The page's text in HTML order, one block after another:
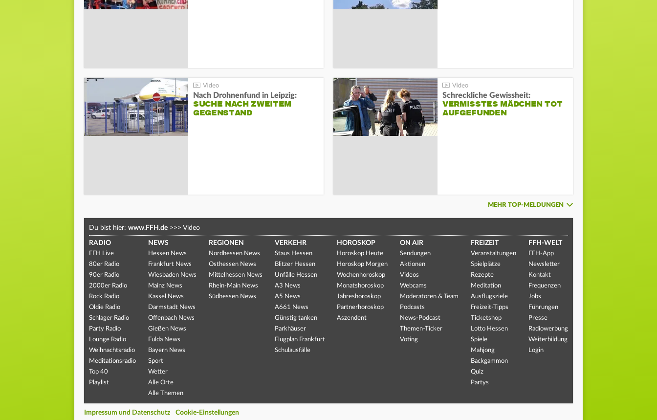
Nach Drohnenfund in Leipzig:
SUCHE NACH ZWEITEM
GEGENSTAND
Schreckliche Gewissheit:
VERMISSTES MÄDCHEN TOT
AUFGEFUNDEN
MEHR TOP-MELDUNGEN
Du bist hier: www.FFH.de >>> Video
RADIO
FFH Live
80er Radio
90er Radio
2000er Radio
Rock Radio
Oldie Radio
Schlager Radio
Party Radio
Lounge Radio
Weihnachtsradio
Meditationsradio
Top 40
Playlist
NEWS
Hessen News
Frankfurt News
Wiesbaden News
Mainz News
Kassel News
Darmstadt News
Offenbach News
Gießen News
Fulda News
Bayern News
Sport
Wetter
Alle Orte
Alle Themen
REGIONEN
Nordhessen News
Osthessen News
Mittelhessen News
Rhein-Main News
Südhessen News
VERKEHR
Staus Hessen
Blitzer Hessen
Unfälle Hessen
A3 News
A5 News
A661 News
Günstig tanken
Parkhäuser
Flugplan Frankfurt
Schulausfälle
HOROSKOP
Horoskop Heute
Horoskop Morgen
Wochenhoroskop
Monatshoroskop
Jahreshoroskop
Partnerhoroskop
Aszendent
ON AIR
Sendungen
Aktionen
Videos
Webcams
Moderatoren & Team
Podcasts
News-Podcast
Themen-Ticker
Voting
FREIZEIT
Veranstaltungen
Spielplätze
Rezepte
Meditation
Ausflugsziele
Freizeit-Tipps
Ticketshop
Lotto Hessen
Spiele
Mahjong
Backgammon
Quiz
Partys
FFH-WELT
FFH-App
Newsletter
Kontakt
Frequenzen
Jobs
Führungen
Presse
Radiowerbung
Weiterbildung
Login
Impressum und Datenschutz Cookie-Einstellungen